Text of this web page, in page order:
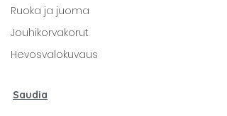
Ruoka ja juoma
Jouhikorvakorut
Hevosvalokuvaus
Saudia